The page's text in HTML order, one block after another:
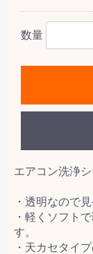
数量
エアコン洗浄
・透明なので
・軽くソフト
す。
・天カセタイ